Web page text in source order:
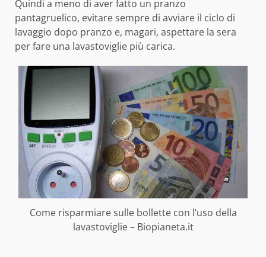
Quindi a meno di aver fatto un pranzo
pantagruelico, evitare sempre di avviare il ciclo di
lavaggio dopo pranzo e, magari, aspettare la sera
per fare una lavastoviglie più carica.
Come risparmiare sulle bollette con l’uso della
lavastoviglie – Biopianeta.it